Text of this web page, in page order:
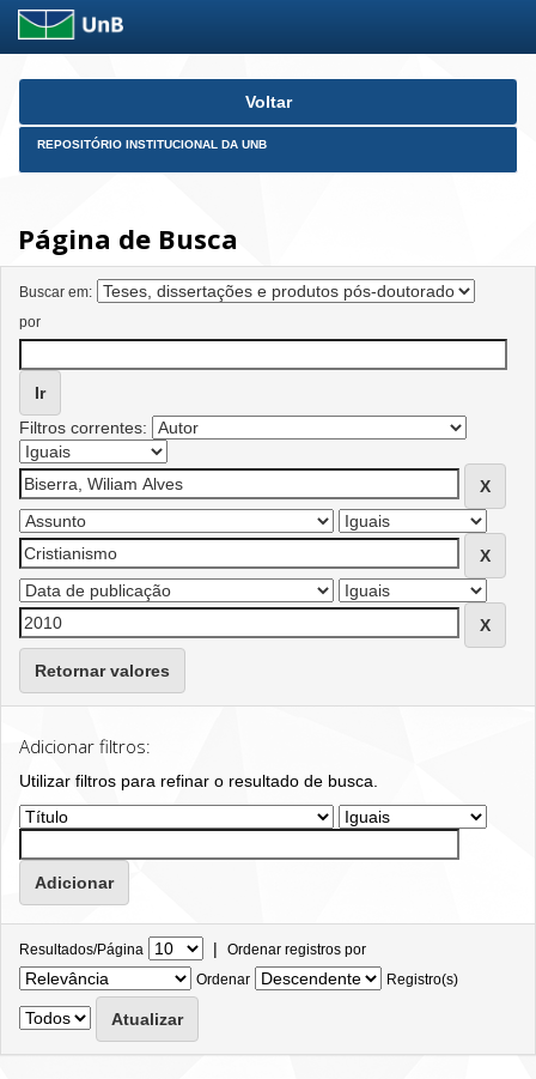
Skip
Voltar
REPOSITÓRIO INSTITUCIONAL DA UNB
Página de Busca
Buscar em:
por
Filtros correntes:
Retornar valores
Adicionar filtros:
Utilizar filtros para refinar o resultado de busca.
Resultados/Página | Ordenar registros por
Ordenar
Registro(s)